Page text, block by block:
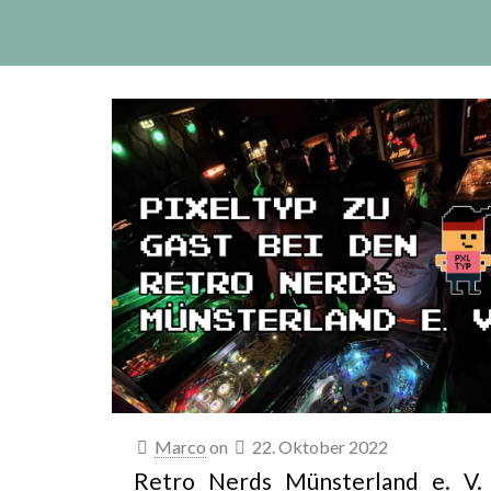
Marco on 22. Oktober 2022
Retro Nerds Münsterland e.